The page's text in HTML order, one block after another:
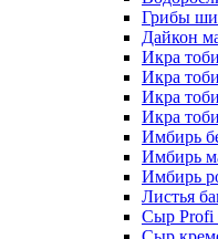
Грибы
Дайкон
Икра
Икра
Икра
Икра
Имбирь
Имбирь
Имбирь
Листья
Сыр Profi